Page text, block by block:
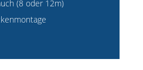
(8 oder 12m)